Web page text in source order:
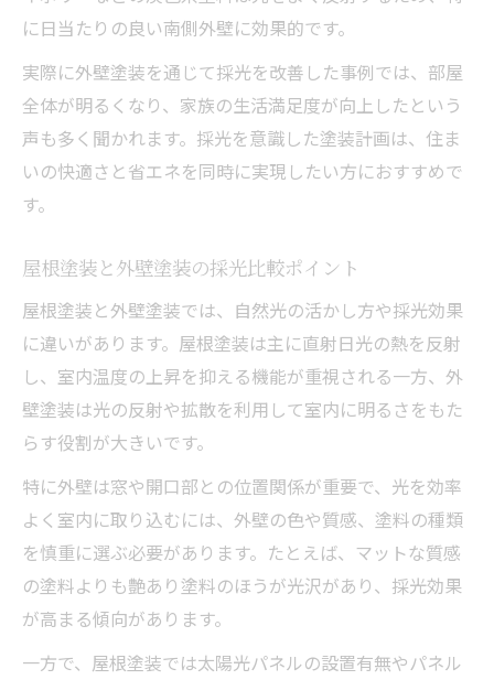
に日当たりの良い南側外壁に効果的です。
実際に外壁塗装を通じて採光を改善した事例では、部屋
全体が明るくなり、家族の生活満足度が向上したという
声も多く聞かれます。採光を意識した塗装計画は、住ま
いの快適さと省エネを同時に実現したい方におすすめで
す。
屋根塗装と外壁塗装の採光比較ポイント
屋根塗装と外壁塗装では、自然光の活かし方や採光効果
に違いがあります。屋根塗装は主に直射日光の熱を反射
し、室内温度の上昇を抑える機能が重視される一方、外
壁塗装は光の反射や拡散を利用して室内に明るさをもた
らす役割が大きいです。
特に外壁は窓や開口部との位置関係が重要で、光を効率
よく室内に取り込むには、外壁の色や質感、塗料の種類
を慎重に選ぶ必要があります。たとえば、マットな質感
の塗料よりも艶あり塗料のほうが光沢があり、採光効果
が高まる傾向があります。
一方で、屋根塗装では太陽光パネルの設置有無やパネル